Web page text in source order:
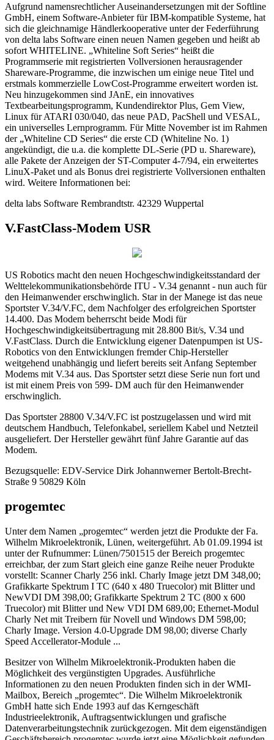
Aufgrund namensrechtlicher Auseinandersetzungen mit der Softline
GmbH, einem Software-Anbieter für IBM-kompatible Systeme, hat
sich die gleichnamige Händlerkooperative unter der Federführung
von delta labs Software einen neuen Namen gegeben und heißt ab
sofort WHITELINE. „Whiteline Soft Series“ heißt die
Programmserie mit registrierten Vollversionen herausragender
Shareware-Programme, die inzwischen um einige neue Titel und
erstmals kommerzielle LowCost-Programme erweitert worden ist.
Neu hinzugekommen sind JAnE, ein innovatives
Textbearbeitungsprogramm, Kundendirektor Plus, Gem View,
Linux für ATARI 030/040, das neue PAD, PacShell und VESAL,
ein universelles Lernprogramm. Für Mitte November ist im Rahmen
der „Whiteline CD Series“ die erste CD (Whiteline No. 1)
angekündigt, die u.a. die komplette DL-Serie (PD u. Shareware),
alle Pakete der Anzeigen der ST-Computer 4-7/94, ein erweitertes
LinuX-Paket und als Bonus drei registrierte Vollversionen enthalten
wird. Weitere Informationen bei:
delta labs Software Rembrandtstr. 42329 Wuppertal
V.FastClass-Modem USR
US Robotics macht den neuen Hochgeschwindigkeitsstandard der
Welttelekommunikationsbehörde ITU - V.34 genannt - nun auch für
den Heimanwender erschwinglich. Star in der Manege ist das neue
Sportster V.34/V.FC, dem Nachfolger des erfolgreichen Sportster
14.400. Das Modem beherrscht beide Modi für
Hochgeschwindigkeitsübertragung mit 28.800 Bit/s, V.34 und
V.FastClass. Durch die Entwicklung eigener Datenpumpen ist US-
Robotics von den Entwicklungen fremder Chip-Hersteller
weitgehend unabhängig und liefert bereits seit Anfang September
Modems mit V.34 aus. Das Sportster setzt diese Serie nun fort und
ist mit einem Preis von 599- DM auch für den Heimanwender
erschwinglich.
Das Sportster 28800 V.34/V.FC ist postzugelassen und wird mit
deutschem Handbuch, Telefonkabel, seriellem Kabel und Netzteil
ausgeliefert. Der Hersteller gewährt fünf Jahre Garantie auf das
Modem.
Bezugsquelle: EDV-Service Dirk Johannwerner Bertolt-Brecht-
Straße 9 50829 Köln
progemtec
Unter dem Namen „progemtec“ werden jetzt die Produkte der Fa.
Wilhelm Mikroelektronik, Lünen, weitergeführt. Ab 01.09.1994 ist
unter der Rufnummer: Lünen/7501515 der Bereich progemtec
erreichbar, der zum Start gleich eine ganze Reihe neuer Produkte
vorstellt: Scanner Charly 256 inkl. Charly Image jetzt DM 348,00;
Grafikkarte Spektrum I TC (640 x 480 Truecolor) mit Blitter und
NewVDI DM 398,00; Grafikkarte Spektrum 2 TC (800 x 600
Truecolor) mit Blitter und New VDI DM 689,00; Ethernet-Modul
Charly Net mit Treibern für Novell und Windows DM 598,00;
Charly Image. Version 4.0-Upgrade DM 98,00; diverse Charly
Speed Accellerator-Module ...
Besitzer von Wilhelm Mikroelektronik-Produkten haben die
Möglichkeit des vergünstigten Upgrades. Ausführliche
Informationen zu den neuen Produkten finden sich in der WMI-
Mailbox, Bereich „progemtec“. Die Wilhelm Mikroelektronik
GmbH hatte sich Ende 1993 auf das Kerngeschäft
Industrieelektronik, Auftragsentwicklungen und grafische
Datenverarbeitungstechnik zurückgezogen. Mit dem eigenständigen